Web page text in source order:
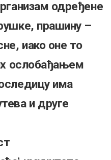
одређене
прашину –
иако оне то
ослобађањем
има
и друге